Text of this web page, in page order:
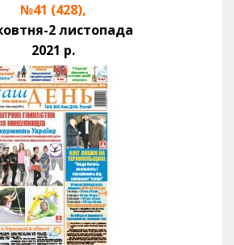
№41 (428),
2 листопада
2021 р.